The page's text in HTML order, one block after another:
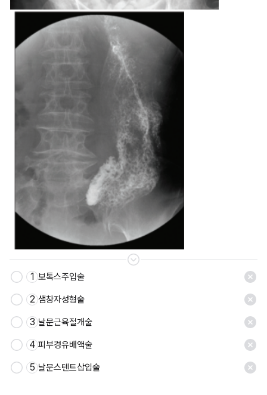
저장
1 보톡스주입술
2 샘창자성형술
3 날문근육절개술
4 피부경유배액술
5 날문스텐트삽입술